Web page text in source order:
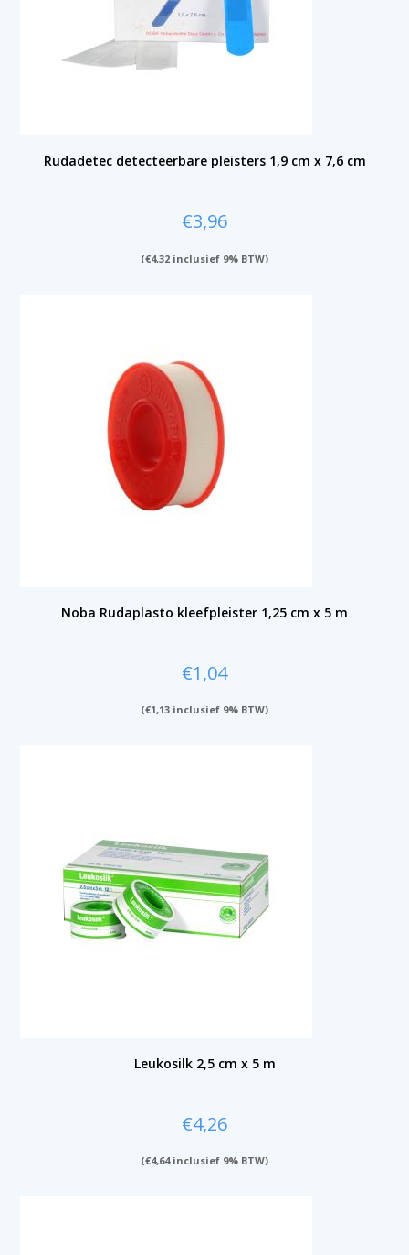
Rudadetec detecteerbare pleisters 1,9 cm x 7,6 cm
€3,96
(€4,32 inclusief 9% BTW)
Noba Rudaplasto kleefpleister 1,25 cm x 5 m
€1,04
(€1,13 inclusief 9% BTW)
Leukosilk 2,5 cm x 5 m
€4,26
(€4,64inclusief 9% BTW)